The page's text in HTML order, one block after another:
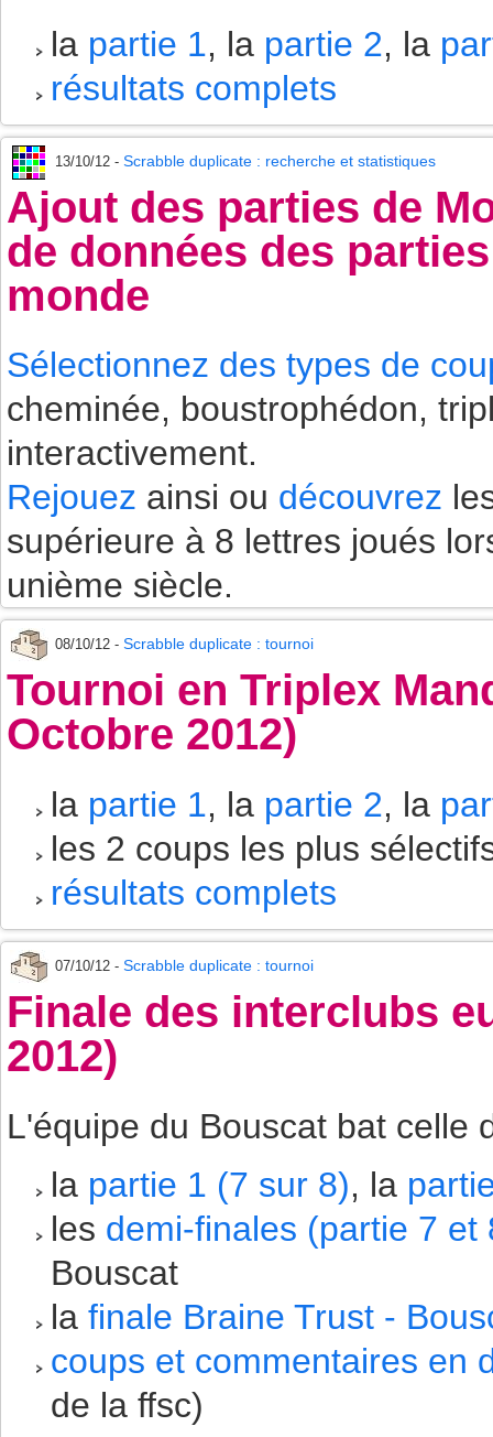
la partie 1, la partie 2, la
résultats complets
13/10/12 - Scrabble duplicate : recherche et statistiques
Ajout des parties de
de données des
monde
Sélectionnez des types de
cheminée, boustrophédon,
interactivement.
Rejouez ainsi ou découvrez
supérieure à 8 lettres joués
unième siècle.
08/10/12 - Scrabble duplicate : tournoi
Tournoi en Triplex
Octobre 2012)
la partie 1, la partie 2, la
les 2 coups les plus
résultats complets
07/10/12 - Scrabble duplicate : tournoi
Finale des interclubs
2012)
L'équipe du Bouscat bat celle
la partie 1 (7 sur 8), la
les demi-finales (partie 7 et
Bouscat
la finale Braine Trust -
coups et commentaires en
de la ffsc)